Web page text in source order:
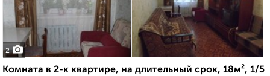
2
Комната в 2-к квартире, на длительный срок, 18м², 1/5